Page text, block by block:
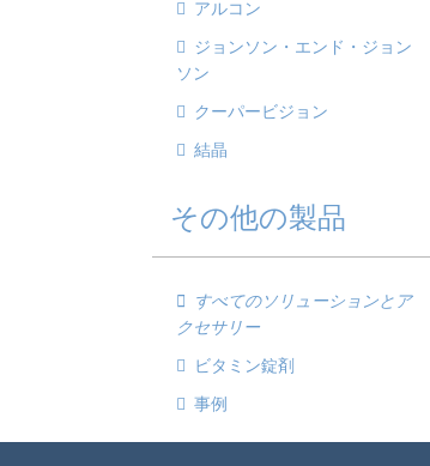
アルコン
ジョンソン・エンド・ジョン
ソン
クーパービジョン
結晶
その他の製品
すべてのソリューションとア
クセサリー
ビタミン錠剤
事例